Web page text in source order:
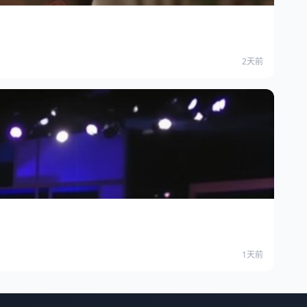
2天前
1天前